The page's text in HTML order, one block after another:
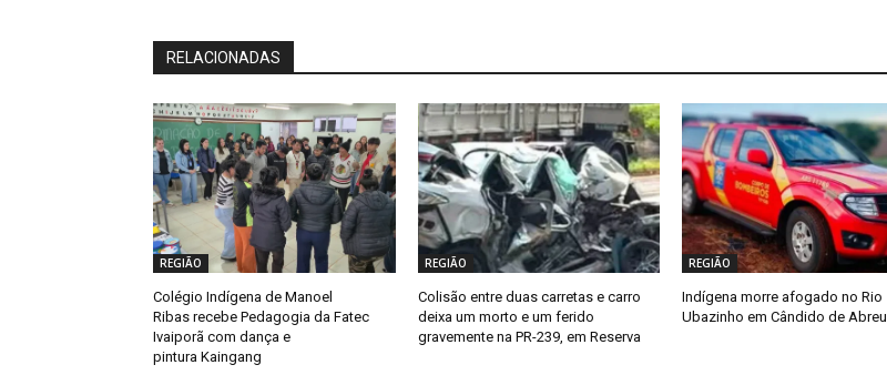
RELACIONADAS
REGIÃO
Colégio Indígena de Manoel
Ribas recebe Pedagogia da Fatec
Ivaiporã com dança e
pintura Kaingang
REGIÃO
Colisão entre duas carretas e carro
deixa um morto e um ferido
gravemente na PR-239, em Reserva
REGIÃO
Indígena morre afogado no Rio
Ubazinho em Cândido de Abreu